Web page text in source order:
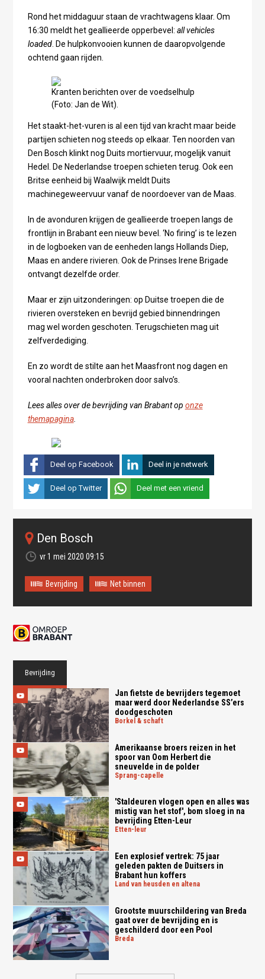
Rond het middaguur staan de vrachtwagens klaar. Om
16:30 meldt het geallieerde opperbevel: all vehicles
loaded. De hulpkonvooien kunnen de daaropvolgende
ochtend gaan rijden.
Kranten berichten over de voedselhulp
(Foto: Jan de Wit).
Het staakt-het-vuren is al een tijd van kracht maar beide
partijen schieten nog steeds op elkaar. Ten noorden van
Den Bosch klinkt nog Duits mortiervuur, mogelijk vanuit
Hedel. De Nederlandse troepen schieten terug. Ook een
Britse eenheid bij Waalwijk meldt Duits
machinegeweervuur vanaf de noordoever van de Maas.
In de avonduren krijgen de geallieerde troepen langs de
frontlijn in Brabant een nieuw bevel. ‘No firing’ is te lezen
in de logboeken van de eenheden langs Hollands Diep,
Maas en andere rivieren. Ook de Prinses Irene Brigade
ontvangt dezelfde order.
Maar er zijn uitzonderingen: op Duitse troepen die de
rivieren oversteken en bevrijd gebied binnendringen
mag wel worden geschoten. Terugschieten mag uit
zelfverdediging.
En zo wordt de stilte aan het Maasfront nog dagen en
vooral nachten onderbroken door salvo’s.
Lees alles over de bevrijding van Brabant op onze
themapagina.
Deel op Facebook Deel in je netwerk
Deel op Twitter Deel met een vriend
Den Bosch
vr 1 mei 2020 09:15
Bevrijding Net binnen
Bevrijding
Jan fietste de bevrijders tegemoet
maar werd door Nederlandse SS’ers
doodgeschoten
borkel & schaft
Amerikaanse broers reizen in het
spoor van Oom Herbert die
sneuvelde in de polder
sprang-capelle
'Staldeuren vlogen open en alles was
mistig van het stof', bom sloeg in na
bevrijding Etten-Leur
etten-leur
Een explosief vertrek: 75 jaar
geleden pakten de Duitsers in
Brabant hun koffers
land van heusden en altena
Grootste muurschildering van Breda
gaat over de bevrijding en is
geschilderd door een Pool
breda